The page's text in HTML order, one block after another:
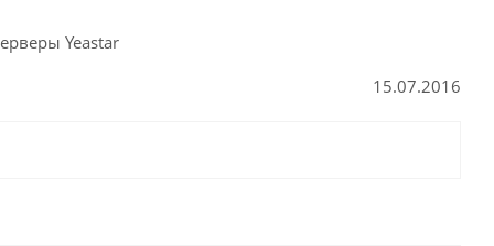
Yeastar
15.07.2016